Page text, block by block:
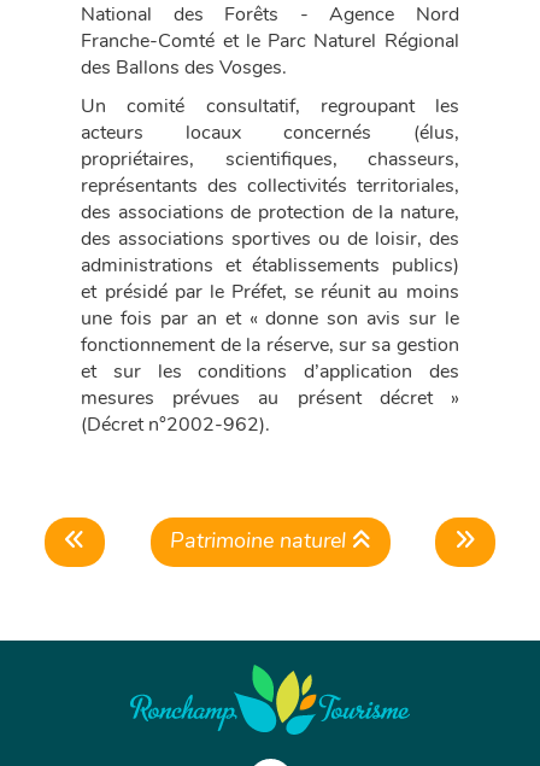
National des Forêts - Agence Nord
Franche-Comté et le Parc Naturel Régional
des Ballons des Vosges.
Un comité consultatif, regroupant les
acteurs locaux concernés (élus,
propriétaires, scientifiques, chasseurs,
représentants des collectivités territoriales,
des associations de protection de la nature,
des associations sportives ou de loisir, des
administrations et établissements publics)
et présidé par le Préfet, se réunit au moins
une fois par an et « donne son avis sur le
fonctionnement de la réserve, sur sa gestion
et sur les conditions d’application des
mesures prévues au présent décret »
(Décret n°2002-962).
Patrimoine naturel